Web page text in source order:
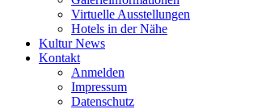
Virtuelle Ausstellungen
Hotels in der Nähe
Kultur News
Kontakt
Anmelden
Impressum
Datenschutz